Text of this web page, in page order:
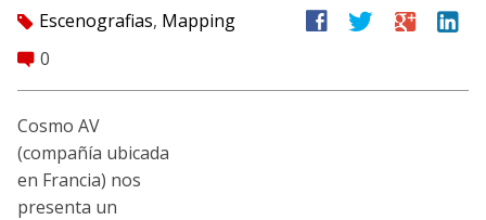
Ayuda
Entrar
Crear Cuenta
tag Escenografias, Mapping
comment 0
facebook twitter google linkedin
Cosmo AV
(compañía ubicada
en Francia) nos
presenta un